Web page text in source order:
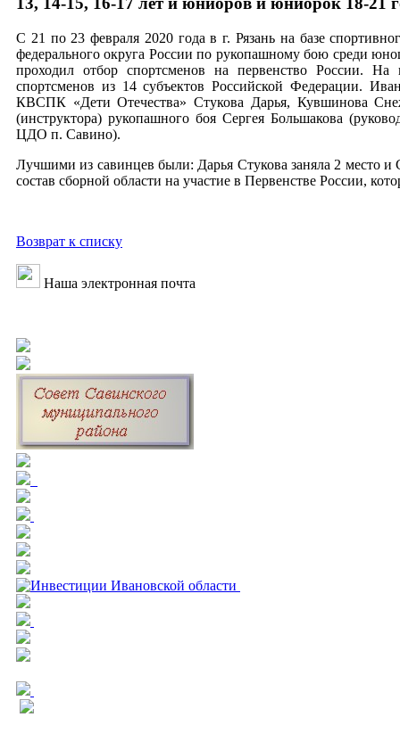
С 21 по 23 февраля 2020 года в г. Рязань на базе
федерального округа России по рукопашному бою среди
проходил отбор спортсменов на первенство России.
спортсменов из 14 субъектов Российской Федерации.
КВСПК «Дети Отечества» Стукова Дарья, Кувшинова
(инструктора) рукопашного боя Сергея Большакова
ЦДО п. Савино).
Лучшими из савинцев были: Дарья Стукова заняла 2 место
состав сборной области на участие в Первенстве России,
Возврат к списку
Наша электронная почта